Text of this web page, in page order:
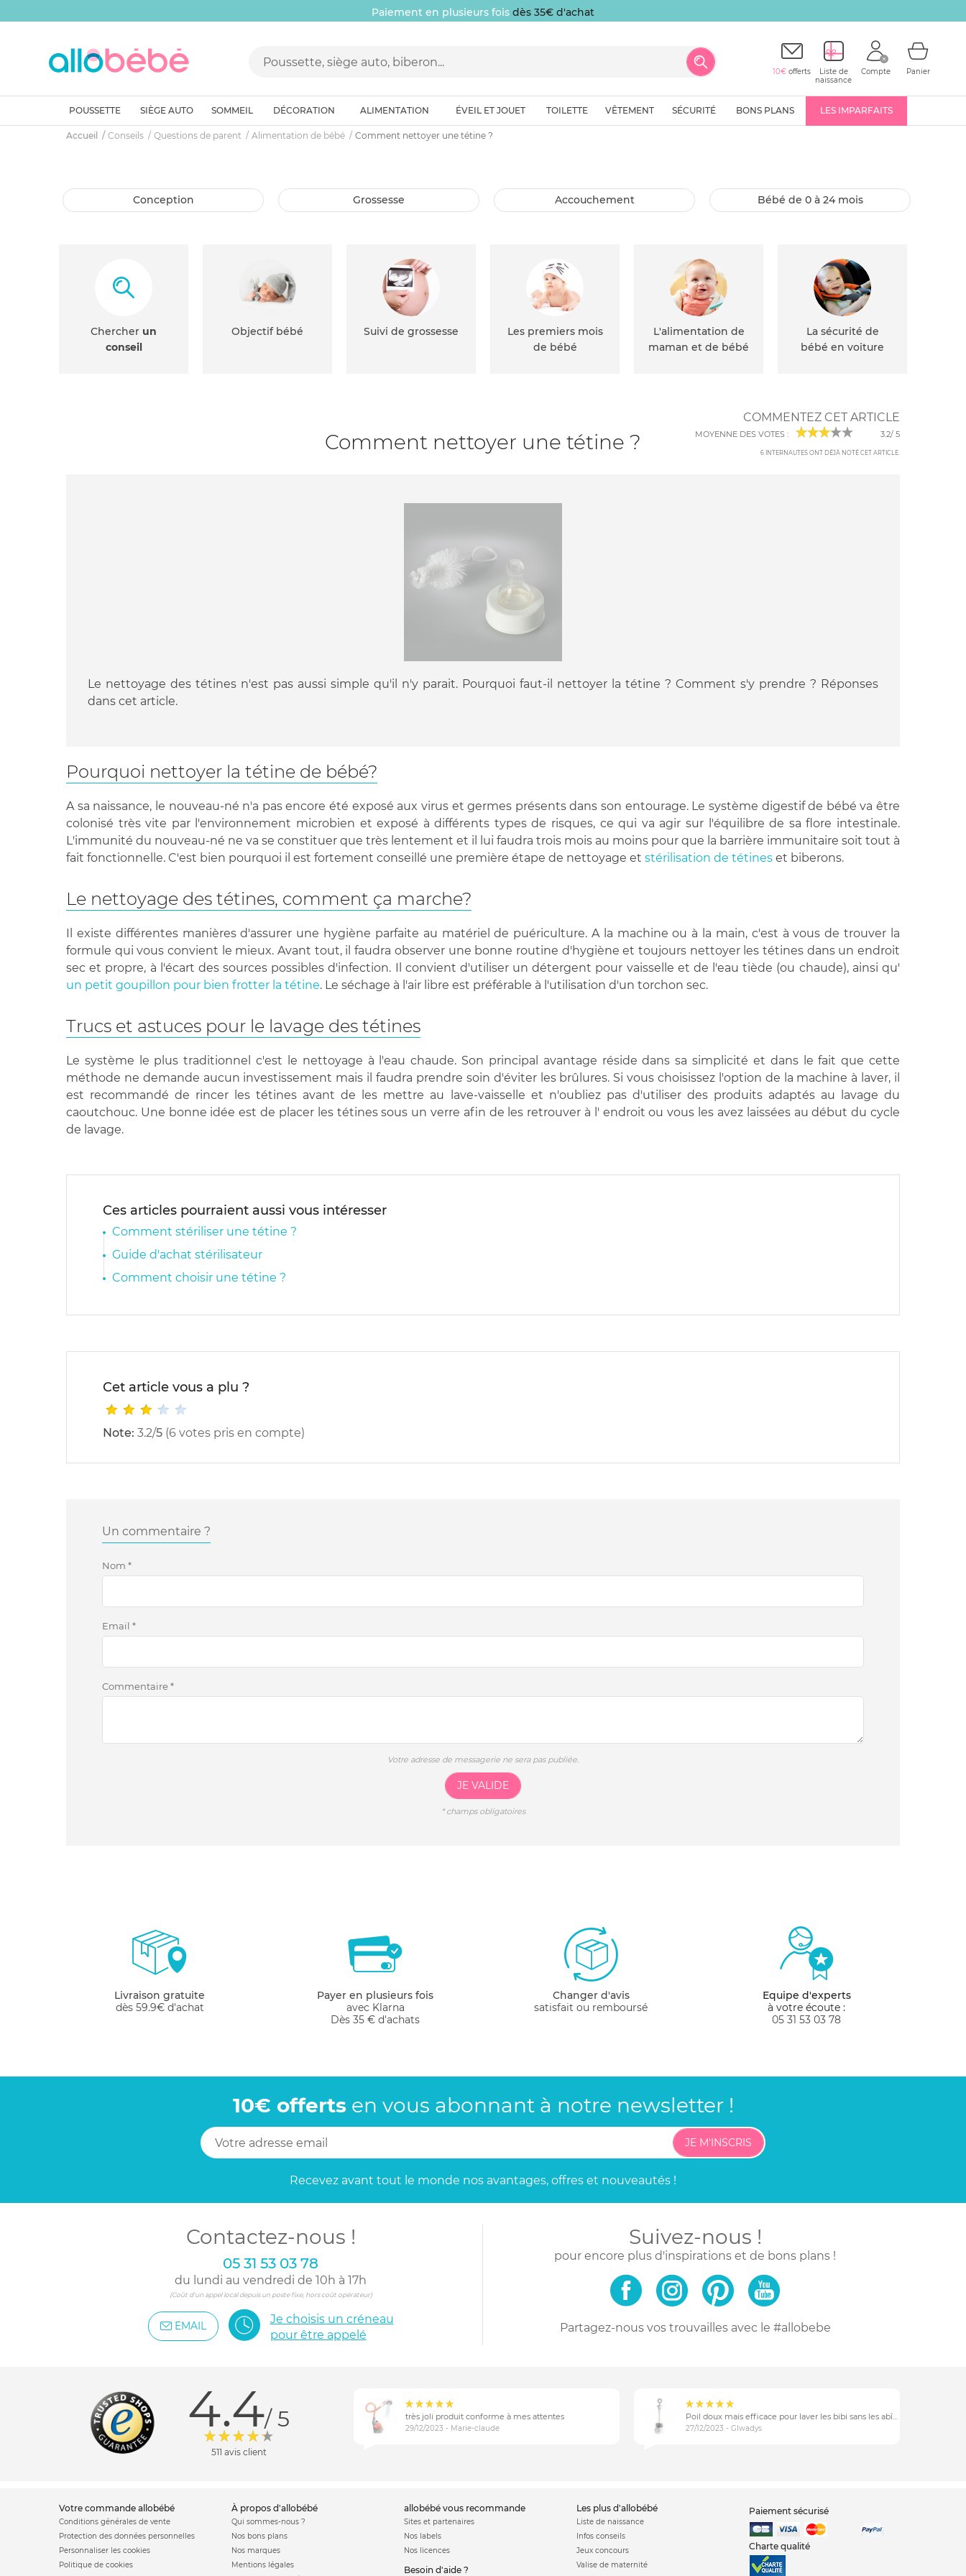
Paiement en plusieurs fois dès 35€ d'achat
10€ offerts
Liste de
naissance
Compte Panier
POUSSETTE SIÈGE AUTO SOMMEIL DÉCORATION ALIMENTATION ÉVEIL ET JOUET TOILETTE VÊTEMENT SÉCURITÉ BONS PLANS LES IMPARFAITS
Accueil Conseils Questions de parent Alimentation de bébé Comment nettoyer une tétine ?
conception grossesse accouchement bébé de 0 à 24 mois
Chercher un
conseil
Objectif bébé Suivi de grossesse
Les premiers mois
de bébé
L'alimentation de
maman et de bébé
La sécurité de
bébé en voiture
COMMENTEZ CET ARTICLE
MOYENNE DES VOTES : 3.2/ 5
6 INTERNAUTES ONT DÉJÀ NOTÉ CET ARTICLE.
Comment nettoyer une tétine ?
Le nettoyage des tétines n'est pas aussi simple qu'il n'y parait. Pourquoi faut-il nettoyer la tétine ? Comment s'y prendre ? Réponses
dans cet article.
Pourquoi nettoyer la tétine de bébé?
A sa naissance, le nouveau-né n'a pas encore été exposé aux virus et germes présents dans son entourage. Le système digestif de bébé va être
colonisé très vite par l'environnement microbien et exposé à différents types de risques, ce qui va agir sur l'équilibre de sa flore intestinale.
L'immunité du nouveau-né ne va se constituer que très lentement et il lui faudra trois mois au moins pour que la barrière immunitaire soit tout à
fait fonctionnelle. C'est bien pourquoi il est fortement conseillé une première étape de nettoyage et stérilisation de tétines et biberons.
Le nettoyage des tétines, comment ça marche?
Il existe différentes manières d'assurer une hygiène parfaite au matériel de puériculture. A la machine ou à la main, c'est à vous de trouver la
formule qui vous convient le mieux. Avant tout, il faudra observer une bonne routine d'hygiène et toujours nettoyer les tétines dans un endroit
sec et propre, à l'écart des sources possibles d'infection. Il convient d'utiliser un détergent pour vaisselle et de l'eau tiède (ou chaude), ainsi qu'
un petit goupillon pour bien frotter la tétine. Le séchage à l'air libre est préférable à l'utilisation d'un torchon sec.
Trucs et astuces pour le lavage des tétines
Le système le plus traditionnel c'est le nettoyage à l'eau chaude. Son principal avantage réside dans sa simplicité et dans le fait que cette
méthode ne demande aucun investissement mais il faudra prendre soin d'éviter les brûlures. Si vous choisissez l'option de la machine à laver, il
est recommandé de rincer les tétines avant de les mettre au lave-vaisselle et n'oubliez pas d'utiliser des produits adaptés au lavage du
caoutchouc. Une bonne idée est de placer les tétines sous un verre afin de les retrouver à l' endroit ou vous les avez laissées au début du cycle
de lavage.
Ces articles pourraient aussi vous intéresser
Comment stériliser une tétine ?
Guide d'achat stérilisateur
Comment choisir une tétine ?
Cet article vous a plu ?
Note: 3.2/5 (6 votes pris en compte)
Un commentaire ?
Nom *
Email *
Commentaire*
Votre adresse de messagerie ne sera pas publiée.
JE VALIDE
*champs obligatoires
Livraison gratuite
dès 59.9€ d'achat
Payer en plusieurs fois
avec Klarna
Dès 35 € d'achats
Changer d'avis
satisfait ou remboursé
Equipe d'experts
à votre écoute :
05 31 53 03 78
10€ offertsen vous abonnantà notre newsletter !
JE M'INSCRIS
Recevez avant tout le monde nos avantages, offres et nouveautés !
Contactez-nous !
05 31 53 03 78
du lundi au vendredi de 10h à 17h
(Coût d'un appel local depuis un poste fixe, hors coût opérateur)
EMAIL
Je choisis un créneau
pour être appelé
Suivez-nous !
pour encore plus d'inspirations et de bons plans !
Partagez-nous vos trouvaillesavec le #allobebe
4.4/ 5
511 avis client
très joli produit conforme à mes attentes
29/12/2023 - Marie-claude
Poil doux mais efficace pour laver les bibi sans les abîmer
27/12/2023 - Glwadys
votre commande allobébé
Conditions générales de vente
Protection des données personnelles
Personnaliser les cookies
Politique de cookies
à propos d'allobébé
Qui sommes-nous ?
Nos bons plans
Nos marques
Mentions légales
allobébé vous recommande
Sites et partenaires
Nos labels
Nos licences
Besoin d'aide ?
les plus d'allobébé
Liste de naissance
Infos conseils
Jeux concours
Valise de maternité
Paiement sécurisé
Charte qualité